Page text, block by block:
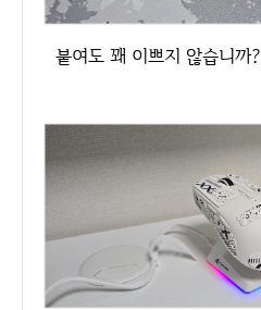
붙여도 꽤 이쁘지 않습니까?